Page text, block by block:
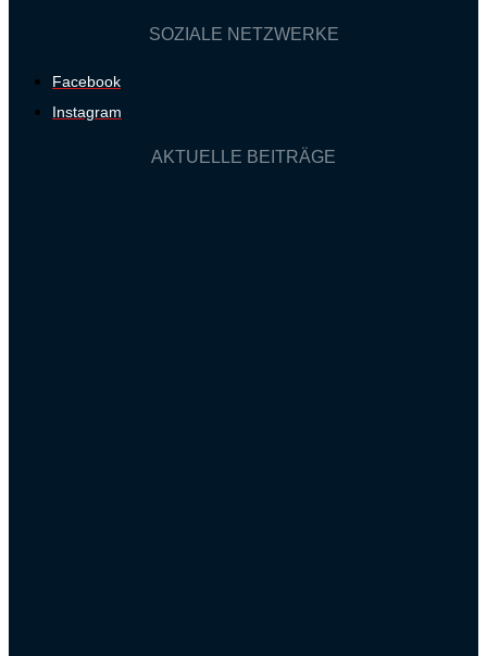
SOZIALE NETZWERKE
Facebook
Instagram
AKTUELLE BEITRÄGE